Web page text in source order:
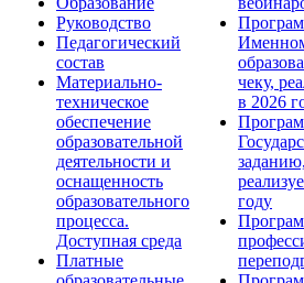
Руководство
Педагогический
состав
Материально-
техническое
обеспечение
образовательной
деятельности и
оснащенность
образовательного
процесса.
Доступная среда
Платные
чеку,
в 2026
заданию,
году